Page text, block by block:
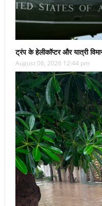
ट्रंप के हेलीकॉप्टर और यात्री
August 06, 2026 12:44 pm